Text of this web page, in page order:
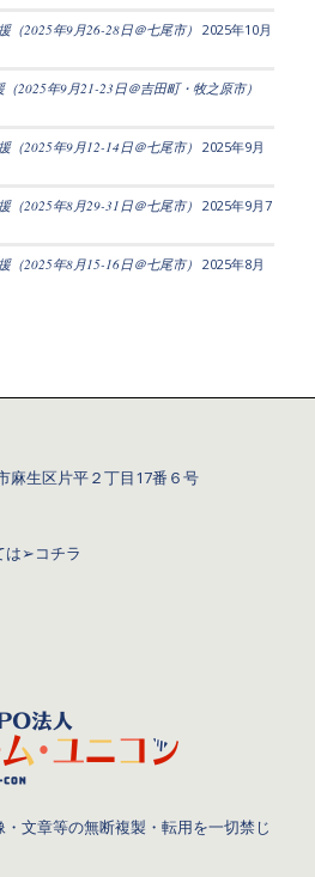
（2025年9月26-28日＠七尾市） 2025年10月
2025年9月21-23日＠吉田町・牧之原市）
（2025年9月12-14日＠七尾市） 2025年9月
（2025年8月29-31日＠七尾市） 2025年9月7
（2025年8月15-16日＠七尾市） 2025年8月
麻生区片平２丁目17番６号
は➢コチラ
文章等の無断複製・転用を一切禁じ